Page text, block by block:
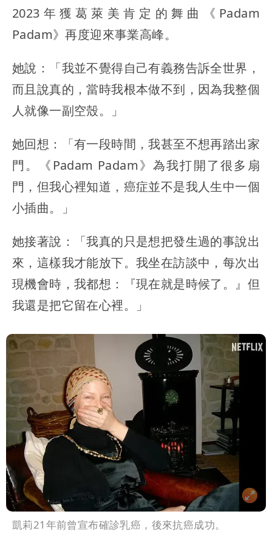
2023年獲葛萊美肯定的舞曲《Padam
Padam》再度迎來事業高峰。
她說：「我並不覺得自己有義務告訴全世界，
而且說真的，當時我根本做不到，因為我整個
人就像一副空殼。」
她回想：「有一段時間，我甚至不想再踏出家
門。《Padam Padam》為我打開了很多扇
門，但我心裡知道，癌症並不是我人生中一個
小插曲。」
她接著說：「我真的只是想把發生過的事說出
來，這樣我才能放下。我坐在訪談中，每次出
現機會時，我都想：『現在就是時候了。』但
我還是把它留在心裡。」
凱莉21年前曾宣布確診乳癌，後來抗癌成功。